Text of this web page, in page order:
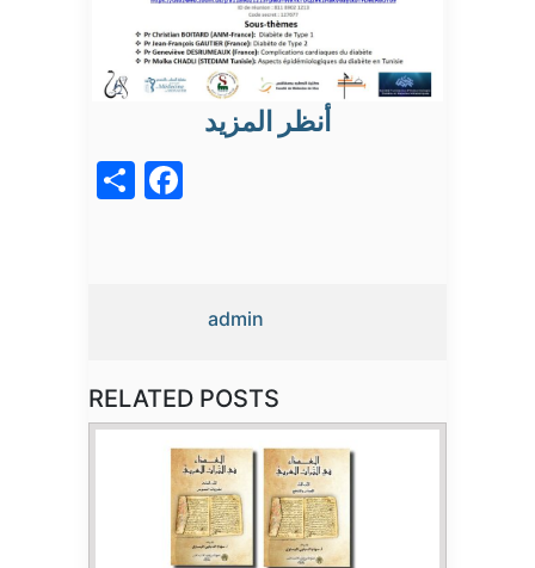
أنظر المزيد
admin
RELATED POSTS